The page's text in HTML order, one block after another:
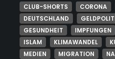
CLUB-SHORTS CORONA
DEUTSCHLAND
GESUNDHEIT
IMPFUNGEN
ISLAM
KLIMAWANDEL
MEDIEN
MIGRATION